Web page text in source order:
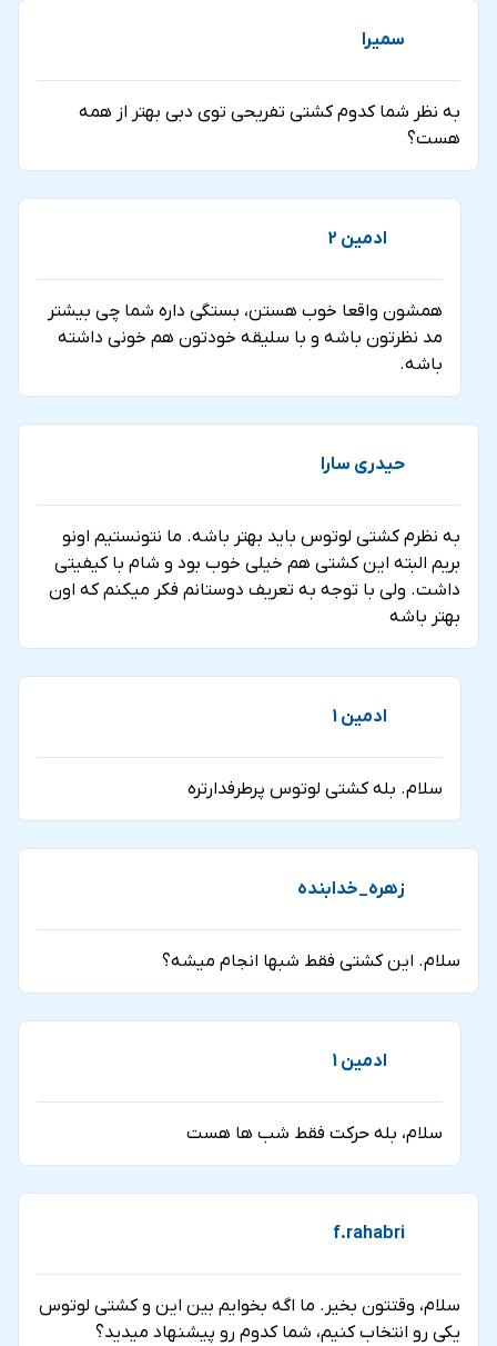
سمیرا
به نظر شما کدوم کشتی تفریحی توی دبی بهتر از همه
هست؟
ادمین 2
همشون واقعا خوب هستن، بستگی داره شما چی بیشتر
مد نظرتون باشه و با سلیقه خودتون هم خونی داشته
باشه.
حیدری سارا
به نظرم کشتی لوتوس باید بهتر باشه. ما نتونستیم اونو
بریم البته این کشتی هم خیلی خوب بود و شام با کیفیتی
داشت. ولی با توجه به تعریف دوستانم فکر میکنم که اون
بهتر باشه
ادمین 1
سلام. بله کشتی لوتوس پرطرفدارتره
زهره_خدابنده
سلام. این کشتی فقط شبها انجام میشه؟
ادمین 1
سلام، بله حرکت فقط شب ها هست
f.rahabri
سلام، وقتتون بخیر. ما اگه بخوایم بین این و کشتی لوتوس
یکی رو انتخاب کنیم، شما کدوم رو پیشنهاد میدید؟